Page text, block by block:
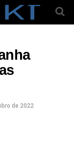
de 2022